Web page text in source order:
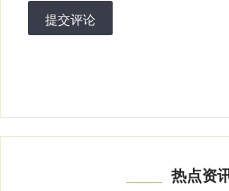
提交评论
热点资